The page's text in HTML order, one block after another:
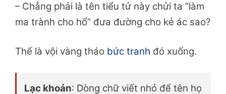
– Chẳng phải là tên tiểu tử này chửi ta ”làm
ma trành cho hổ” đưa đường cho kẻ ác sao?
Thế là vội vàng tháo bức tranh đó xuống.
Lạc khoản: Dòng chữ viết nhỏ để tên họ